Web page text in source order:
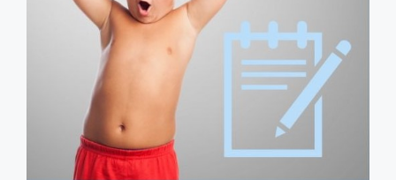
Milyen gyógyszert szedhet szoptatás
alatt? Ez az oldal megmondja! (4182)
Hozzátáplálás: mikor és mit ehet a
baba? Ezek a legújabb nemzetközi
orvosi ajánlások(3568)
Hallójárat gyulladás kezelése és
megelőzése a legújabb nemzetközi
ajánlások alapján